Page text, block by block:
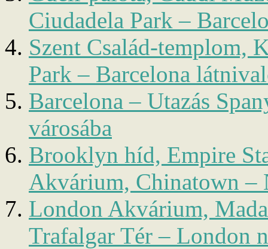
Ciudadela Park –
Szent Család-templom,
Park – Barcelona
Barcelona – Utazás
városába
Brooklyn híd, Empire
Akvárium, Chinatown –
London Akvárium,
Trafalgar Tér – London